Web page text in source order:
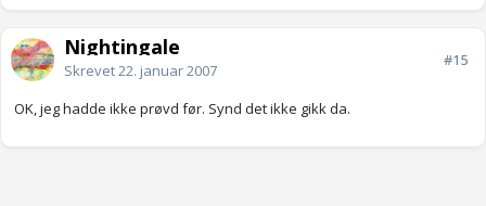
Nightingale
Skrevet22. januar 2007
#15
OK, jeg hadde ikke prøvd før. Synd det ikke gikk da.